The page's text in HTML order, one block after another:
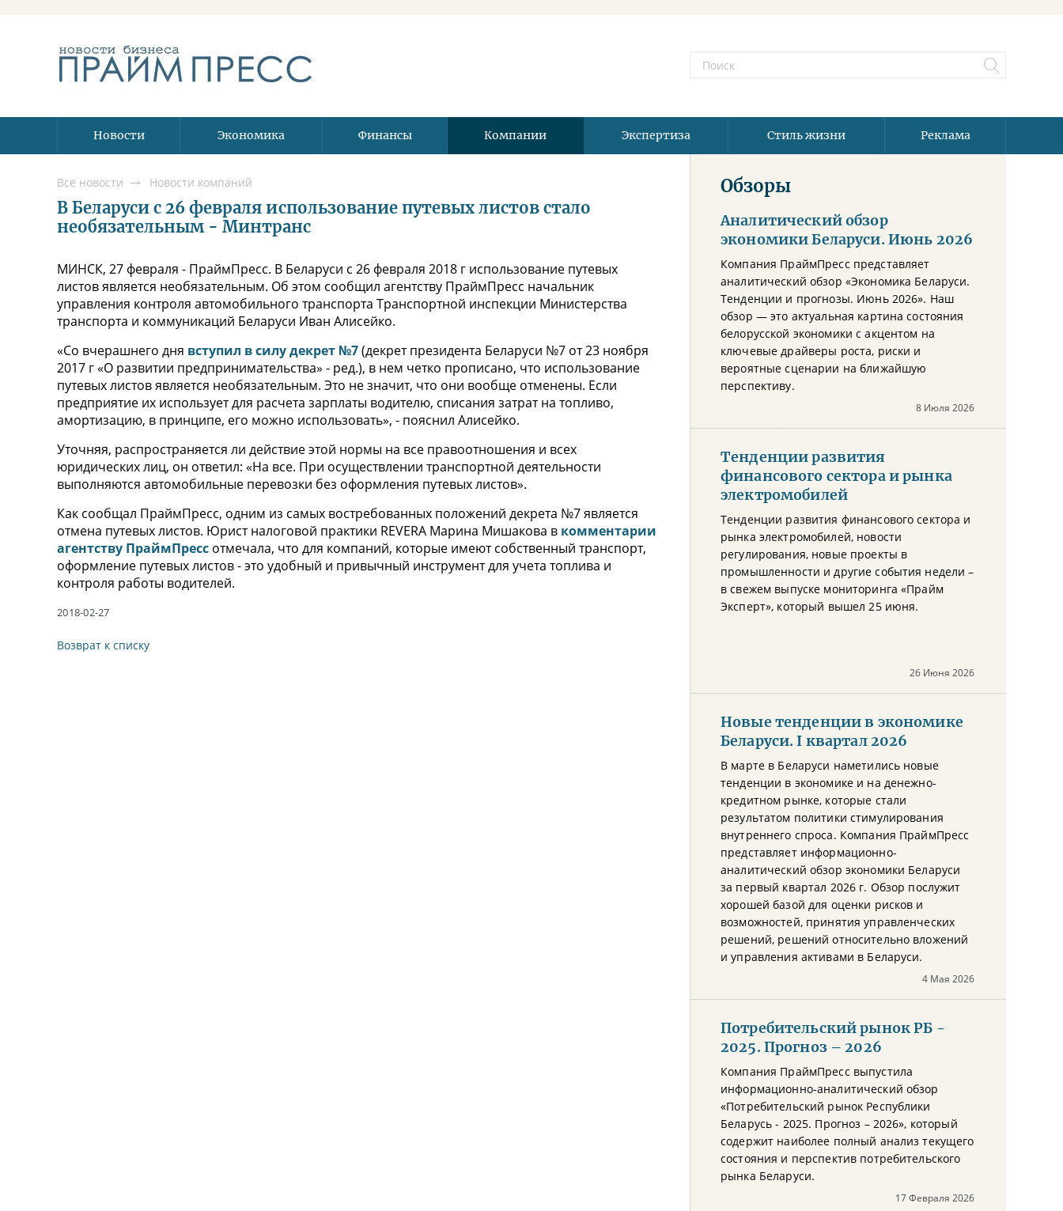
Новости Экономика Финансы Компании Экспертиза Стиль жизни Реклама
Все новости Новости компаний
В Беларуси с 26 февраля использование путевых листов стало
необязательным - Минтранс
МИНСК, 27 февраля - ПраймПресс. В Беларуси с 26 февраля 2018 г использование путевых
листов является необязательным. Об этом сообщил агентству ПраймПресс начальник
управления контроля автомобильного транспорта Транспортной инспекции Министерства
транспорта и коммуникаций Беларуси Иван Алисейко.
«Со вчерашнего дня вступил в силу декрет №7(декрет президента Беларуси №7 от 23 ноября
2017 г «О развитии предпринимательства» - ред.), в нем четко прописано, что использование
путевых листов является необязательным. Это не значит, что они вообще отменены. Если
предприятие их использует для расчета зарплаты водителю, списания затрат на топливо,
амортизацию, в принципе, его можно использовать», - пояснил Алисейко.
Уточняя, распространяется ли действие этой нормы на все правоотношения и всех
юридических лиц, он ответил: «На все. При осуществлении транспортной деятельности
выполняются автомобильные перевозки без оформления путевых листов».
Как сообщал ПраймПресс, одним из самых востребованных положений декрета №7 является
отмена путевых листов. Юрист налоговой практики REVERA Марина Мишакова в комментарии
агентству ПраймПресс отмечала, что для компаний, которые имеют собственный транспорт,
оформление путевых листов - это удобный и привычный инструмент для учета топлива и
контроля работы водителей.
2018-02-27
Возврат к списку
Обзоры
Аналитический обзор
экономики Беларуси. Июнь 2026
Компания ПраймПресс представляет
аналитический обзор «Экономика Беларуси.
Тенденции и прогнозы. Июнь 2026». Наш
обзор — это актуальная картина состояния
белорусской экономики с акцентом на
ключевые драйверы роста, риски и
вероятные сценарии на ближайшую
перспективу.
8 Июля 2026
Тенденции развития
финансового сектора и рынка
электромобилей
Тенденции развития финансового сектора и
рынка электромобилей, новости
регулирования, новые проекты в
промышленности и другие события недели –
в свежем выпуске мониторинга «Прайм
Эксперт», который вышел 25 июня.
26 Июня 2026
Новые тенденции в экономике
Беларуси. I квартал 2026
В марте в Беларуси наметились новые
тенденции в экономике и на денежно-
кредитном рынке, которые стали
результатом политики стимулирования
внутреннего спроса. Компания ПраймПресс
представляет информационно-
аналитический обзор экономики Беларуси
за первый квартал 2026 г. Обзор послужит
хорошей базой для оценки рисков и
возможностей, принятия управленческих
решений, решений относительно вложений
и управления активами в Беларуси.
4 Мая 2026
Потребительский рынок РБ -
2025. Прогноз – 2026
Компания ПраймПресс выпустила
информационно-аналитический обзор
«Потребительский рынок Республики
Беларусь - 2025. Прогноз – 2026», который
содержит наиболее полный анализ текущего
состояния и перспектив потребительского
рынка Беларуси.
17 Февраля 2026